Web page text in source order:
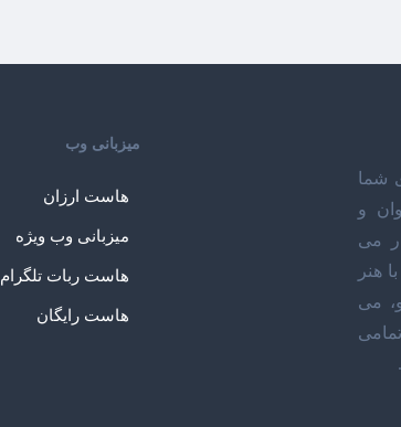
شما
توان و
می
هنر
می
میزبانی وب
هاست ارزان
میزبانی وب ویژه
هاست ربات تلگرام
هاست رایگان